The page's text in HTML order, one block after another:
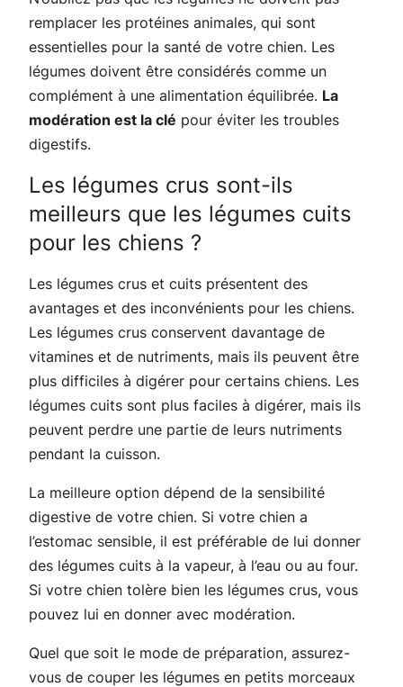
remplacer les protéines animales, qui sont
essentielles pour la santé de votre chien. Les
légumes doivent être considérés comme un
complément à une alimentation équilibrée. La
modération est la clé pour éviter les troubles
digestifs.
Les légumes crus sont-ils
meilleurs que les légumes cuits
pour les chiens ?
Les légumes crus et cuits présentent des
avantages et des inconvénients pour les chiens.
Les légumes crus conservent davantage de
vitamines et de nutriments, mais ils peuvent être
plus difficiles à digérer pour certains chiens. Les
légumes cuits sont plus faciles à digérer, mais ils
peuvent perdre une partie de leurs nutriments
pendant la cuisson.
La meilleure option dépend de la sensibilité
digestive de votre chien. Si votre chien a
l’estomac sensible, il est préférable de lui donner
des légumes cuits à la vapeur, à l’eau ou au four.
Si votre chien tolère bien les légumes crus, vous
pouvez lui en donner avec modération.
Quel que soit le mode de préparation, assurez-
vous de couper les légumes en petits morceaux